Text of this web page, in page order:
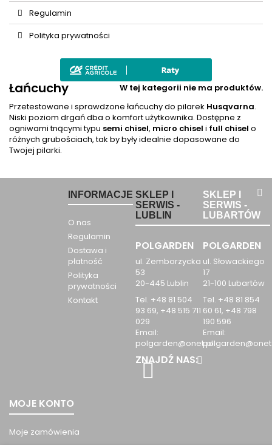
Regulamin
Polityka prywatności
Łańcuchy
W tej kategorii nie ma produktów.
Przetestowane i sprawdzone łańcuchy do pilarek Husqvarna.
Niski poziom drgań dba o komfort użytkownika. Dostępne z
ogniwami tnącymi typu semi chisel, micro chisel i full chisel o
różnych grubościach, tak by były idealnie dopasowane do
Twojej pilarki.
INFORMACJE
O nas
Regulamin
Dostawa i
płatność
Polityka
prywatności
Kontakt
SKLEP I
SERWIS -
LUBLIN
POLGARDEN
ul. Zemborzycka
53
20-445 Lublin
Tel. +48 81 504
93 69, +48 515 711
029
Email:
polgarden@onet.pl
ZNAJDŹ NAS:
SKLEP I
SERWIS -
LUBARTÓW
POLGARDEN
ul. Słowackiego
17
21-100 Lubartów
Tel. +48 81 854
60 61, +48 798
190 596
Email:
MOJE KONTO
Moje zamówienia